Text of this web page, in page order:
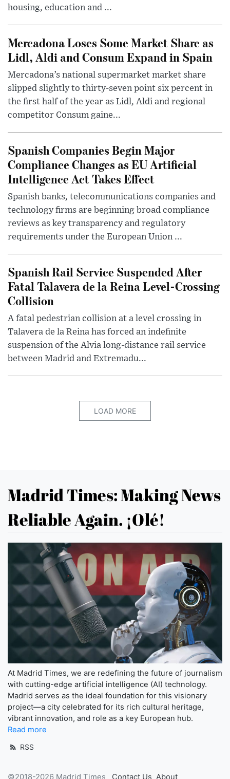
housing, education and ...
Mercadona Loses Some Market Share as
Lidl, Aldi and Consum Expand in Spain
Mercadona’s national supermarket market share
slipped slightly to thirty-seven point six percent in
the first half of the year as Lidl, Aldi and regional
competitor Consum gaine...
Spanish Companies Begin Major
Compliance Changes as EU Artificial
Intelligence Act Takes Effect
Spanish banks, telecommunications companies and
technology firms are beginning broad compliance
reviews as key transparency and regulatory
requirements under the European Union ...
Spanish Rail Service Suspended After
Fatal Talavera de la Reina Level-Crossing
Collision
A fatal pedestrian collision at a level crossing in
Talavera de la Reina has forced an indefinite
suspension of the Alvia long-distance rail service
between Madrid and Extremadu...
LOAD MORE
Madrid Times: Making News
Reliable Again. ¡Olé!
At Madrid Times, we are redefining the future of journalism
with cutting-edge artificial intelligence (AI) technology.
Madrid serves as the ideal foundation for this visionary
project—a city celebrated for its rich cultural heritage,
vibrant innovation, and role as a key European hub.
Read more
RSS